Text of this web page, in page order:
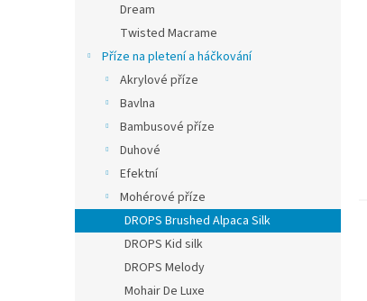
Dream
Twisted Macrame
Příze na pletení a háčkování
Akrylové příze
Bavlna
Bambusové příze
Duhové
Efektní
Mohérové příze
DROPS Brushed Alpaca Silk
DROPS Kid silk
DROPS Melody
Mohair De Luxe